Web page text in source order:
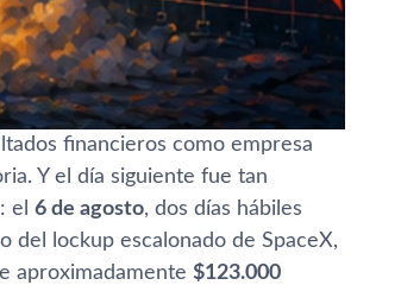
financieros como empresa
Y el día siguiente fue tan
el 6 de agosto, dos días hábiles
del lockup escalonado de SpaceX,
aproximadamente $123.000